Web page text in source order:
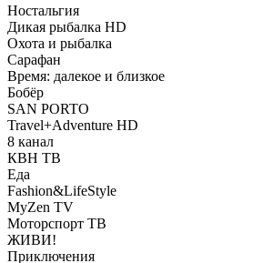
Ностальгия
Дикая рыбалка HD
Охота и рыбалка
Сарафан
Время: далекое и близкое
Бобёр
SAN PORTO
Travel+Adventure HD
8 канал
КВН ТВ
Еда
Fashion&LifeStyle
MyZen TV
Моторспорт ТВ
ЖИВИ!
Приключения